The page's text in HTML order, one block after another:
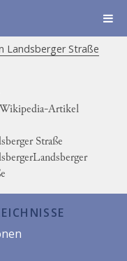
Landsberger Straße
Wikipedia-Artikel
Straße
bergerLandsberger